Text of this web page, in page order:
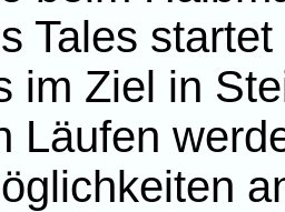
Tales
im Ziel in
Läufen